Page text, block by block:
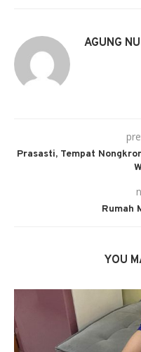
AGUNG
Prasasti, Tempat
Rumah
YOU